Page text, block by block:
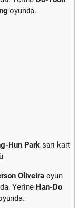
oyunda.
Hun Park sarı kart
Oliveira oyun
Yerine Han-Do